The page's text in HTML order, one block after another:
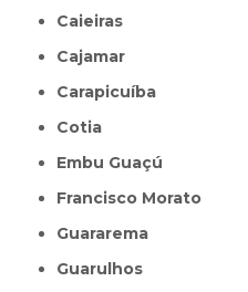
Caieiras
Cajamar
Carapicuíba
Cotia
Embu Guaçú
Francisco Morato
Guararema
Guarulhos